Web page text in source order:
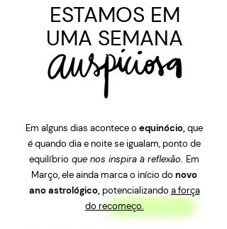
ESTAMOS EM
UMA SEMANA
Em alguns dias acontece o equinócio,que
é quando dia e noite se igualam, ponto de
equilíbrio que nos inspira à reflexão. Em
Março, ele ainda marca o início do novo
ano astrológico,potencializando a força
do recomeço.